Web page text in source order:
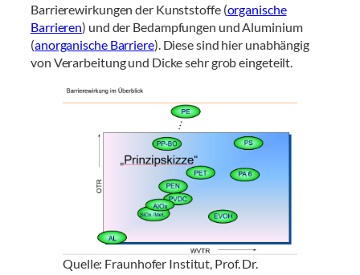
Barrierewirkungen der Kunststoffe (organische
Barrieren) und der Bedampfungen und Aluminium
(anorganische Barriere). Diese sind hier unabhängig
von Verarbeitung und Dicke sehr grob eingeteilt.
Quelle: Fraunhofer Institut, Prof. Dr.